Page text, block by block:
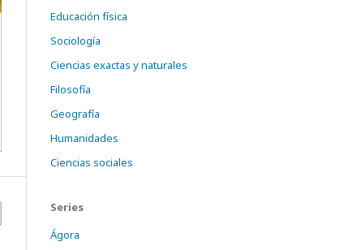
Educación física
Sociología
Ciencias exactas y naturales
Filosofía
Geografía
Humanidades
Ciencias sociales
Series
Ágora